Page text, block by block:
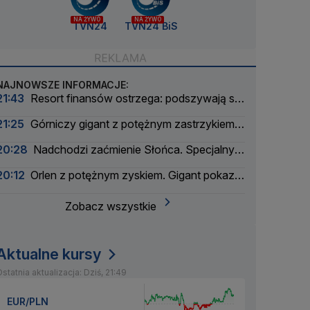
NA ŻYWO
TVN24
NA ŻYWO
TVN24 BiS
INFORMACJE:
Resort finansów ostrzega: podszywają się
Górniczy gigant z potężnym zastrzykiem
Nadchodzi zaćmienie Słońca. Specjalny
Orlen z potężnym zyskiem. Gigant pokazał
Zobacz wszystkie
kursy
aktualizacja: Dziś, 21:49
EUR/PLN